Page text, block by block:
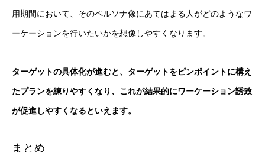
用期間において、そのペルソナ像にあてはまる人がどのようなワ
ーケーションを行いたいかを想像しやすくなります。
ターゲットの具体化が進むと、ターゲットをピンポイントに構え
たプランを練りやすくなり、これが結果的にワーケーション誘致
が促進しやすくなるといえます。
まとめ